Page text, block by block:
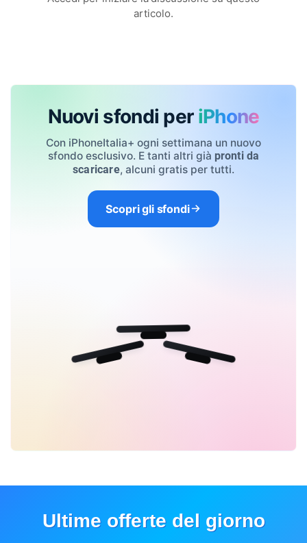
articolo.
Nuovi sfondi per iPhone
Con iPhoneItalia+ ogni settimana un nuovo
sfondo esclusivo. E tanti altri già pronti da
scaricare, alcuni gratis per tutti.
Scopri gli sfondi
Ultime offerte del giorno